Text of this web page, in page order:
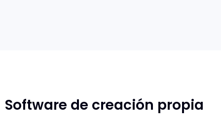
Software de creación propia